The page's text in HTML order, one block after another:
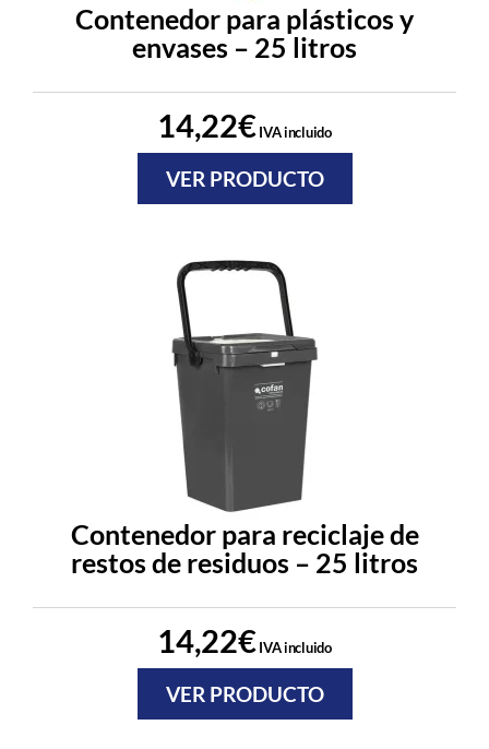
Contenedor para plásticos y
envases – 25 litros
14,22€IVA incluido
VER PRODUCTO
Contenedor para reciclaje de
restos de residuos – 25 litros
14,22€IVA incluido
VER PRODUCTO